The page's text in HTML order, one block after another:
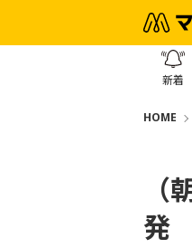
新着
HOME
発